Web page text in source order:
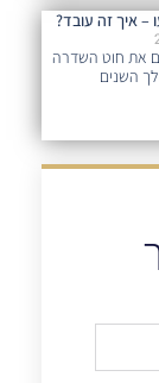
– איך זה עובד?
את חוט השדרה
השנים